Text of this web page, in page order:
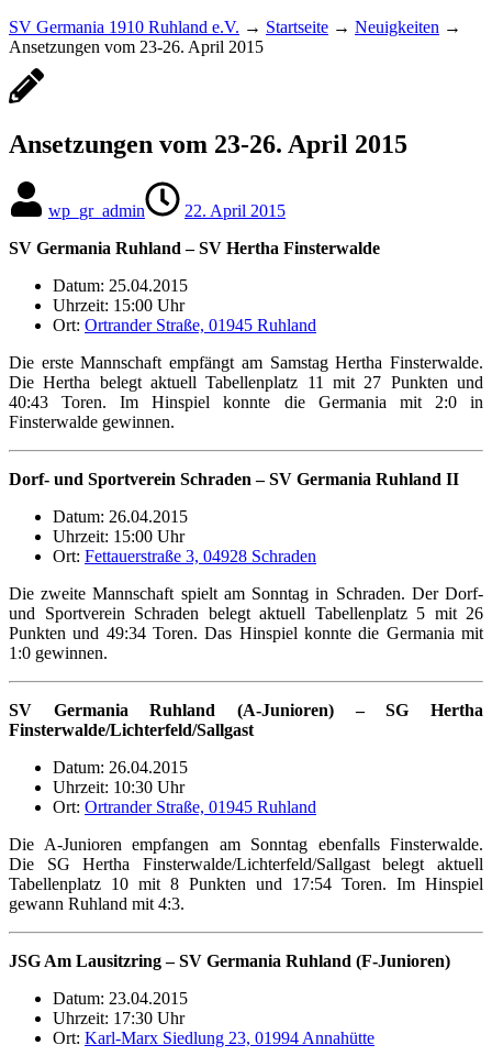
SV Germania 1910 Ruhland e.V. → Startseite → Neuigkeiten →
Ansetzungen vom 23-26. April 2015
Ansetzungen vom 23-26. April 2015
wp_gr_admin
22. April 2015
SV Germania Ruhland – SV Hertha Finsterwalde
Datum: 25.04.2015
Uhrzeit: 15:00 Uhr
Ort: Ortrander Straße, 01945 Ruhland
Die erste Mannschaft empfängt am Samstag Hertha Finsterwalde.
Die Hertha belegt aktuell Tabellenplatz 11 mit 27 Punkten und
40:43 Toren. Im Hinspiel konnte die Germania mit 2:0 in
Finsterwalde gewinnen.
Dorf- und Sportverein Schraden – SV Germania Ruhland II
Datum: 26.04.2015
Uhrzeit: 15:00 Uhr
Ort: Fettauerstraße 3, 04928 Schraden
Die zweite Mannschaft spielt am Sonntag in Schraden. Der Dorf-
und Sportverein Schraden belegt aktuell Tabellenplatz 5 mit 26
Punkten und 49:34 Toren. Das Hinspiel konnte die Germania mit
1:0 gewinnen.
SV Germania Ruhland (A-Junioren) – SG Hertha
Finsterwalde/Lichterfeld/Sallgast
Datum: 26.04.2015
Uhrzeit: 10:30 Uhr
Ort: Ortrander Straße, 01945 Ruhland
Die A-Junioren empfangen am Sonntag ebenfalls Finsterwalde.
Die SG Hertha Finsterwalde/Lichterfeld/Sallgast belegt aktuell
Tabellenplatz 10 mit 8 Punkten und 17:54 Toren. Im Hinspiel
gewann Ruhland mit 4:3.
JSG Am Lausitzring – SV Germania Ruhland (F-Junioren)
Datum: 23.04.2015
Uhrzeit: 17:30 Uhr
Ort: Karl-Marx Siedlung 23, 01994 Annahütte